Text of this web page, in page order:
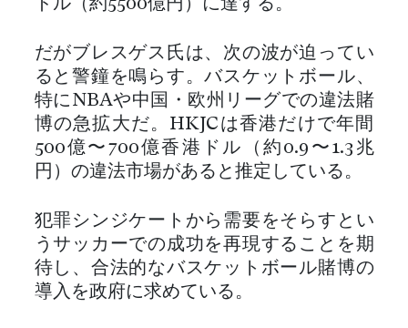
ドル（約5500億円）に達する。
だがブレスゲス氏は、次の波が迫ってい
ると警鐘を鳴らす。バスケットボール、
特にNBAや中国・欧州リーグでの違法賭
博の急拡大だ。HKJCは香港だけで年間
500億〜700億香港ドル（約0.9〜1.3兆
円）の違法市場があると推定している。
犯罪シンジケートから需要をそらすとい
うサッカーでの成功を再現することを期
待し、合法的なバスケットボール賭博の
導入を政府に求めている。